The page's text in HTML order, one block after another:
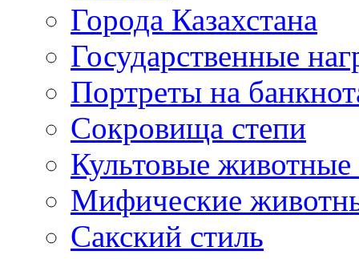
Города Казахстана
Государственные
Портреты на
Сокровища степи
Культовые
Мифические
Сакский стиль